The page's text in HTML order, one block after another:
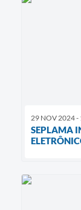
29 NOV 2024 -
SEPLAMA